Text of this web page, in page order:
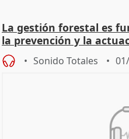
La gestión forestal es
la prevención y la
Sonido Totales